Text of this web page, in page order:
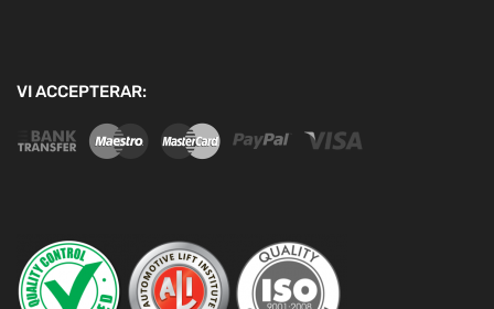
VI ACCEPTERAR: